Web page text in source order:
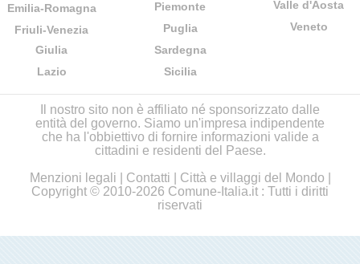
Emilia-Romagna
Friuli-Venezia
Giulia
Lazio
Piemonte
Puglia
Sardegna
Sicilia
Valle d'Aosta
Veneto
Il nostro sito non è affiliato né sponsorizzato dalle
entità del governo. Siamo un'impresa indipendente
che ha l'obbiettivo di fornire informazioni valide a
cittadini e residenti del Paese.
Menzioni legali
Contatti Città e villaggi del Mondo
Copyright © 2010-2026 Comune-Italia.it : Tutti i diritti
riservati